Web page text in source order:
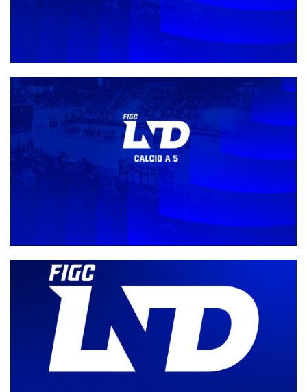
portiere firma un accordo biennale
“La riforma ha raggiunto il suo obiettivo”